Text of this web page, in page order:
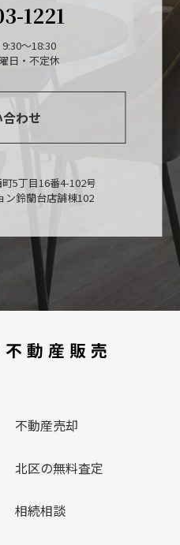
1221
～18:30
日・不定休
わせ
5丁目16番4-102号
ン鈴蘭台店舗棟102
不動産売却
北区の無料査定
相続相談